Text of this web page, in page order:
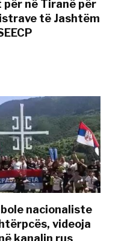
për në Tiranë për
të Jashtëm
nacionaliste
videoja